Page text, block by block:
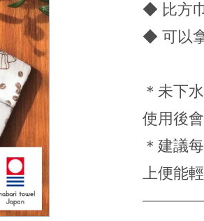
◆ 比方
◆ 可以
＊未下
使用後
＊建議
上便能